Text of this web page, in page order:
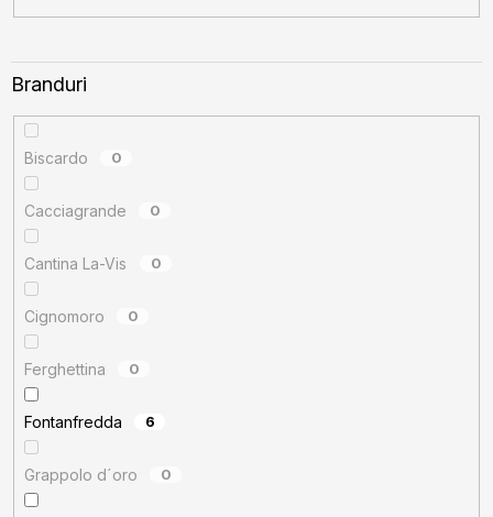
Branduri
Biscardo 0
Cacciagrande 0
Cantina La-Vis 0
Cignomoro 0
Ferghettina 0
Fontanfredda 6
Grappolo d´oro 0